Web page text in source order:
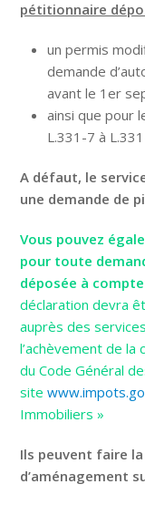
pétitionnaire
un permis
demande
avant le 1er
ainsi que pour
L.331-7 à
A défaut, le
une demande de
Vous pouvez
pour toute
déposée à
déclaration devra
auprès des
l’achèvement de la
du Code Général
site
Immobiliers »
Ils peuvent faire
d’aménagement